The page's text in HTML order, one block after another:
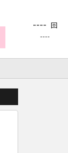
---- 回
----